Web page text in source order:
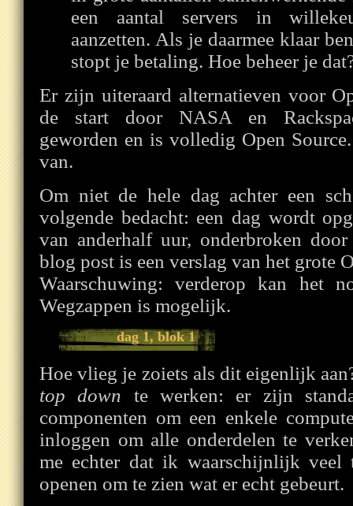
een aantal servers in
aanzetten. Als je daarmee klaar
stopt je betaling. Hoe beheer je
Er zijn uiteraard alternatieven voor
de start door NASA en
geworden en is volledig Open
van.
Om niet de hele dag achter een
volgende bedacht: een dag wordt
van anderhalf uur, onderbroken
blog post is een verslag van het grote
Waarschuwing: verderop kan het
Wegzappen is mogelijk.
dag 1, blok 1
Hoe vlieg je zoiets als dit eigenlijk
top down te werken: er zijn
componenten om een enkele
inloggen om alle onderdelen te
me echter dat ik waarschijnlijk
openen om te zien wat er echt gebeurt.